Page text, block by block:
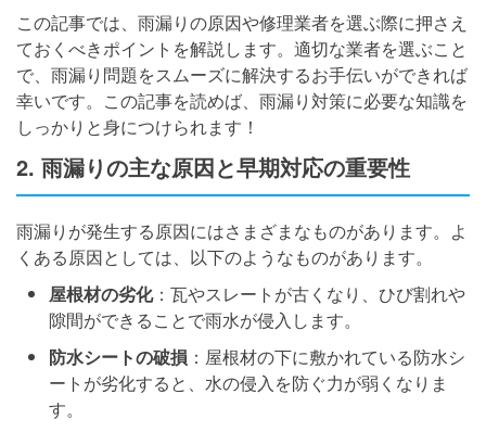
この記事では、雨漏りの原因や修理業者を選ぶ際に押さえ
ておくべきポイントを解説します。適切な業者を選ぶこと
で、雨漏り問題をスムーズに解決するお手伝いができれば
幸いです。この記事を読めば、雨漏り対策に必要な知識を
しっかりと身につけられます！
2. 雨漏りの主な原因と早期対応の重要性
雨漏りが発生する原因にはさまざまなものがあります。よ
くある原因としては、以下のようなものがあります。
屋根材の劣化：瓦やスレートが古くなり、ひび割れや
隙間ができることで雨水が侵入します。
防水シートの破損 ：屋根材の下に敷かれている防水シ
ートが劣化すると、水の侵入を防ぐ力が弱くなりま
す。